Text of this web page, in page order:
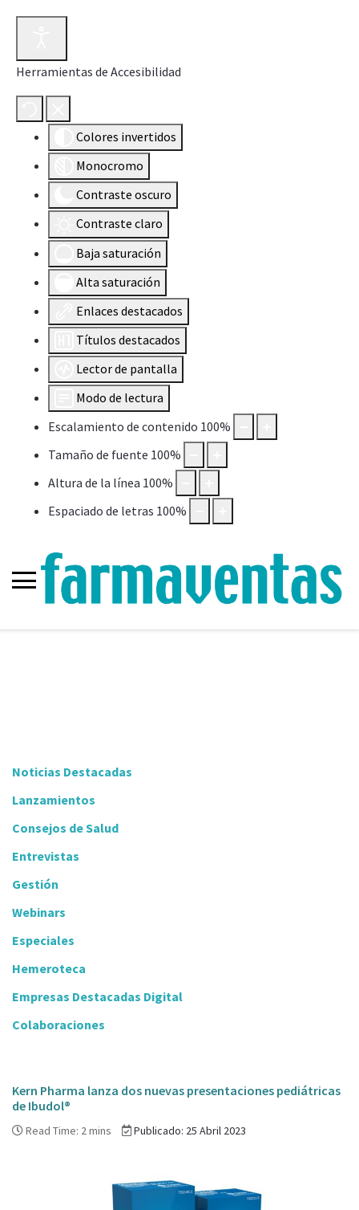
Herramientas de Accesibilidad
Colores invertidos
Monocromo
Contraste oscuro
Contraste claro
Baja saturación
Alta saturación
Enlaces destacados
Títulos destacados
Lector de pantalla
Modo de lectura
Escalamiento de contenido 100%
Tamaño de fuente 100%
Altura de la línea 100%
Espaciado de letras 100%
Noticias Destacadas
Lanzamientos
Consejos de Salud
Entrevistas
Gestión
Webinars
Especiales
Hemeroteca
Empresas Destacadas Digital
Colaboraciones
Kern Pharma lanza dos nuevas presentaciones pediátricas
de Ibudol®
Read Time: 2 mins Publicado: 25 Abril 2023